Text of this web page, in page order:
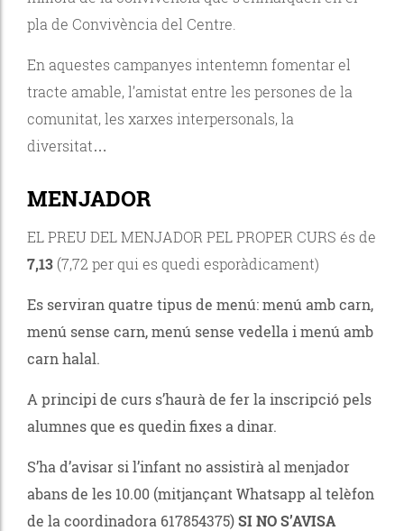
pla de Convivència del Centre.
En aquestes campanyes intentemn fomentar el
tracte amable, l’amistat entre les persones de la
comunitat, les xarxes interpersonals, la
diversitat…
MENJADOR
EL PREU DEL MENJADOR PEL PROPER CURS és de
7,13 (7,72 per qui es quedi esporàdicament)
Es serviran quatre tipus de menú: menú amb carn,
menú sense carn, menú sense vedella i menú amb
carn halal.
A principi de curs s’haurà de fer la inscripció pels
alumnes que es quedin fixes a dinar.
S’ha d’avisar si l’infant no assistirà al menjador
abans de les 10.00 (mitjançant Whatsapp al telèfon
de la coordinadora 617854375)SI NO S’AVISA